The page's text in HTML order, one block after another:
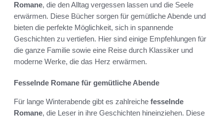
Romane, die den Alltag vergessen lassen und die Seele
erwärmen. Diese Bücher sorgen für gemütliche Abende und
bieten die perfekte Möglichkeit, sich in spannende
Geschichten zu vertiefen. Hier sind einige Empfehlungen für
die ganze Familie sowie eine Reise durch Klassiker und
moderne Werke, die das Herz erwärmen.
Fesselnde Romane für gemütliche Abende
Für lange Winterabende gibt es zahlreiche fesselnde
Romane, die Leser in ihre Geschichten hineinziehen. Diese